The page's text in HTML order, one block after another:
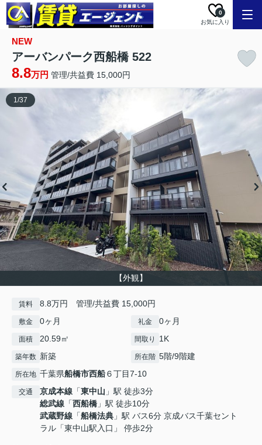
お気に入り
0
NEW
アーバンパーク西船橋 522
8.8万円 管理/共益費 15,000円
【外観】
1/37
賃料 8.8万円 管理/共益費 15,000円
敷金 0ヶ月 礼金 0ヶ月
面積 20.59㎡ 間取り 1K
築年数 新築 所在階 5階/9階建
所在地 千葉県船橋市西船６丁目7-10
交通 京成本線 「東中山 」駅 徒歩3分
総武線 「西船橋 」駅 徒歩10分
武蔵野線 「船橋法典 」駅 バス6分 京成バス千葉セント
ラル「東中山駅入口」 停歩2分